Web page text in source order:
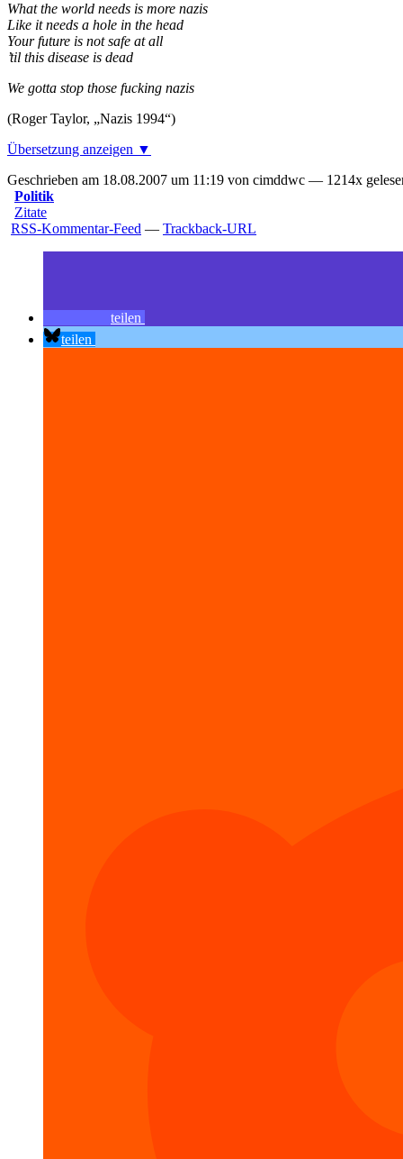
What the world needs is more nazis
Like it needs a hole in the head
Your future is not safe at all
’til this disease is dead
We gotta stop those fucking nazis
(Roger Taylor, „Nazis 1994“)
Übersetzung anzeigen ▼
Geschrieben am 18.08.2007 um 11:19 von cimddwc — 1214x
Politik
Zitate
RSS-Kommentar-Feed — Trackback-URL
teilen
teilen